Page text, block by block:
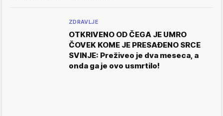
ZDRAVLJE
OTKRIVENO OD ČEGA JE UMRO
ČOVEK KOME JE PRESAĐENO SRCE
SVINJE: Preživeo je dva meseca, a
onda ga je ovo usmrtilo!